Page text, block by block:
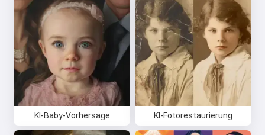
KI-Baby-Vorhersage KI-Fotorestaurierung